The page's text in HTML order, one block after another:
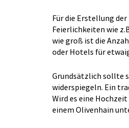
Für die Erstellung
Feierlichkeiten wie
wie groß ist die
oder Hotels für
Grundsätzlich sollte
widerspiegeln. Ein
Wird es eine
einem Olivenhain